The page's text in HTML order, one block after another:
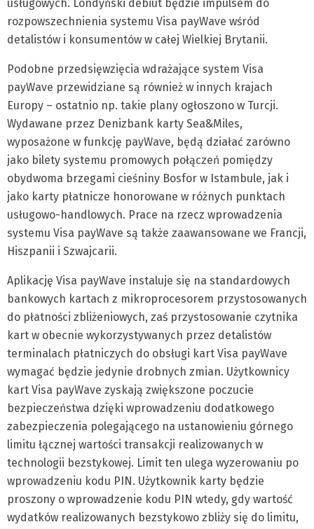
usługowych. Londyński debiut będzie impulsem do
rozpowszechnienia systemu Visa payWave wśród
detalistów i konsumentów w całej Wielkiej Brytanii.
Podobne przedsięwzięcia wdrażające system Visa
payWave przewidziane są również w innych krajach
Europy – ostatnio np. takie plany ogłoszono w Turcji.
Wydawane przez Denizbank karty Sea&Miles,
wyposażone w funkcję payWave, będą działać zarówno
jako bilety systemu promowych połączeń pomiędzy
obydwoma brzegami cieśniny Bosfor w Istambule, jak i
jako karty płatnicze honorowane w różnych punktach
usługowo-handlowych. Prace na rzecz wprowadzenia
systemu Visa payWave są także zaawansowane we Francji,
Hiszpanii i Szwajcarii.
Aplikację Visa payWave instaluje się na standardowych
bankowych kartach z mikroprocesorem przystosowanych
do płatności zbliżeniowych, zaś przystosowanie czytnika
kart w obecnie wykorzystywanych przez detalistów
terminalach płatniczych do obsługi kart Visa payWave
wymagać będzie jedynie drobnych zmian. Użytkownicy
kart Visa payWave zyskają zwiększone poczucie
bezpieczeństwa dzięki wprowadzeniu dodatkowego
zabezpieczenia polegającego na ustanowieniu górnego
limitu łącznej wartości transakcji realizowanych w
technologii bezstykowej. Limit ten ulega wyzerowaniu po
wprowadzeniu kodu PIN. Użytkownik karty będzie
proszony o wprowadzenie kodu PIN wtedy, gdy wartość
wydatków realizowanych bezstykowo zbliży się do limitu,